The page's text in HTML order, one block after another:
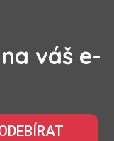
váš e-